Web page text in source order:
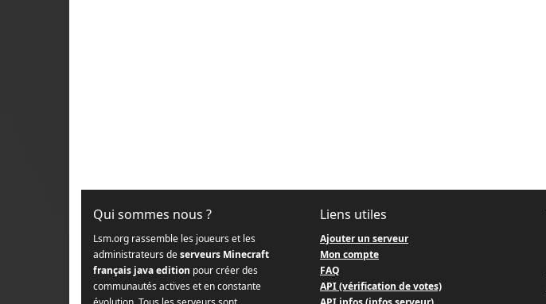
Qui sommes nous ?
Lsm.org rassemble les joueurs et les
administrateurs deserveurs Minecraft
français java edition pour créer des
communautés actives et en constante
Liens utiles
Ajouter un serveur
Mon compte
FAQ
API (vérification de votes)